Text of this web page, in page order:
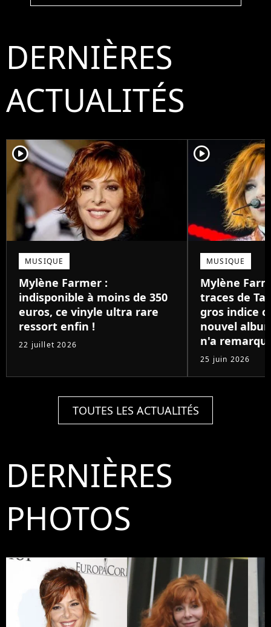
DERNIÈRES
ACTUALITÉS
player2
MUSIQUE
Mylène Farmer :
indisponible à moins de 350
euros, ce vinyle ultra rare
ressort enfin !
22 juillet 2026
player2
MUSIQUE
Mylène
traces de
gros indice
nouvel
n'a
25 juin 2026
TOUTES LES ACTUALITÉS
DERNIÈRES
PHOTOS